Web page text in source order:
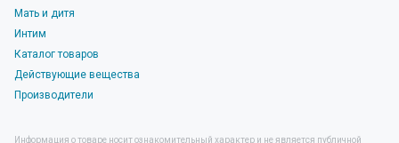
Мать и дитя
Интим
Каталог товаров
Действующие вещества
Производители
Информация о товаре носит ознакомительный характер и не является публичной